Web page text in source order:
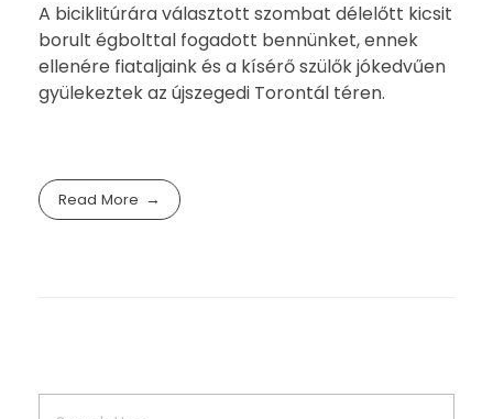
A biciklitúrára választott szombat délelőtt kicsit
borult égbolttal fogadott bennünket, ennek
ellenére fiataljaink és a kísérő szülők jókedvűen
gyülekeztek az újszegedi Torontál téren.
Read More